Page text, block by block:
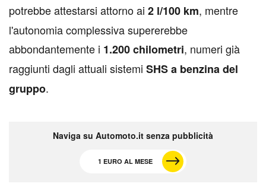
potrebbe attestarsi attorno ai 2 l/100 km, mentre
l'autonomia complessiva supererebbe
abbondantemente i 1.200 chilometri, numeri già
raggiunti dagli attuali sistemi SHS a benzina del
gruppo.
Naviga su Automoto.it senza pubblicità
1 EURO AL MESE